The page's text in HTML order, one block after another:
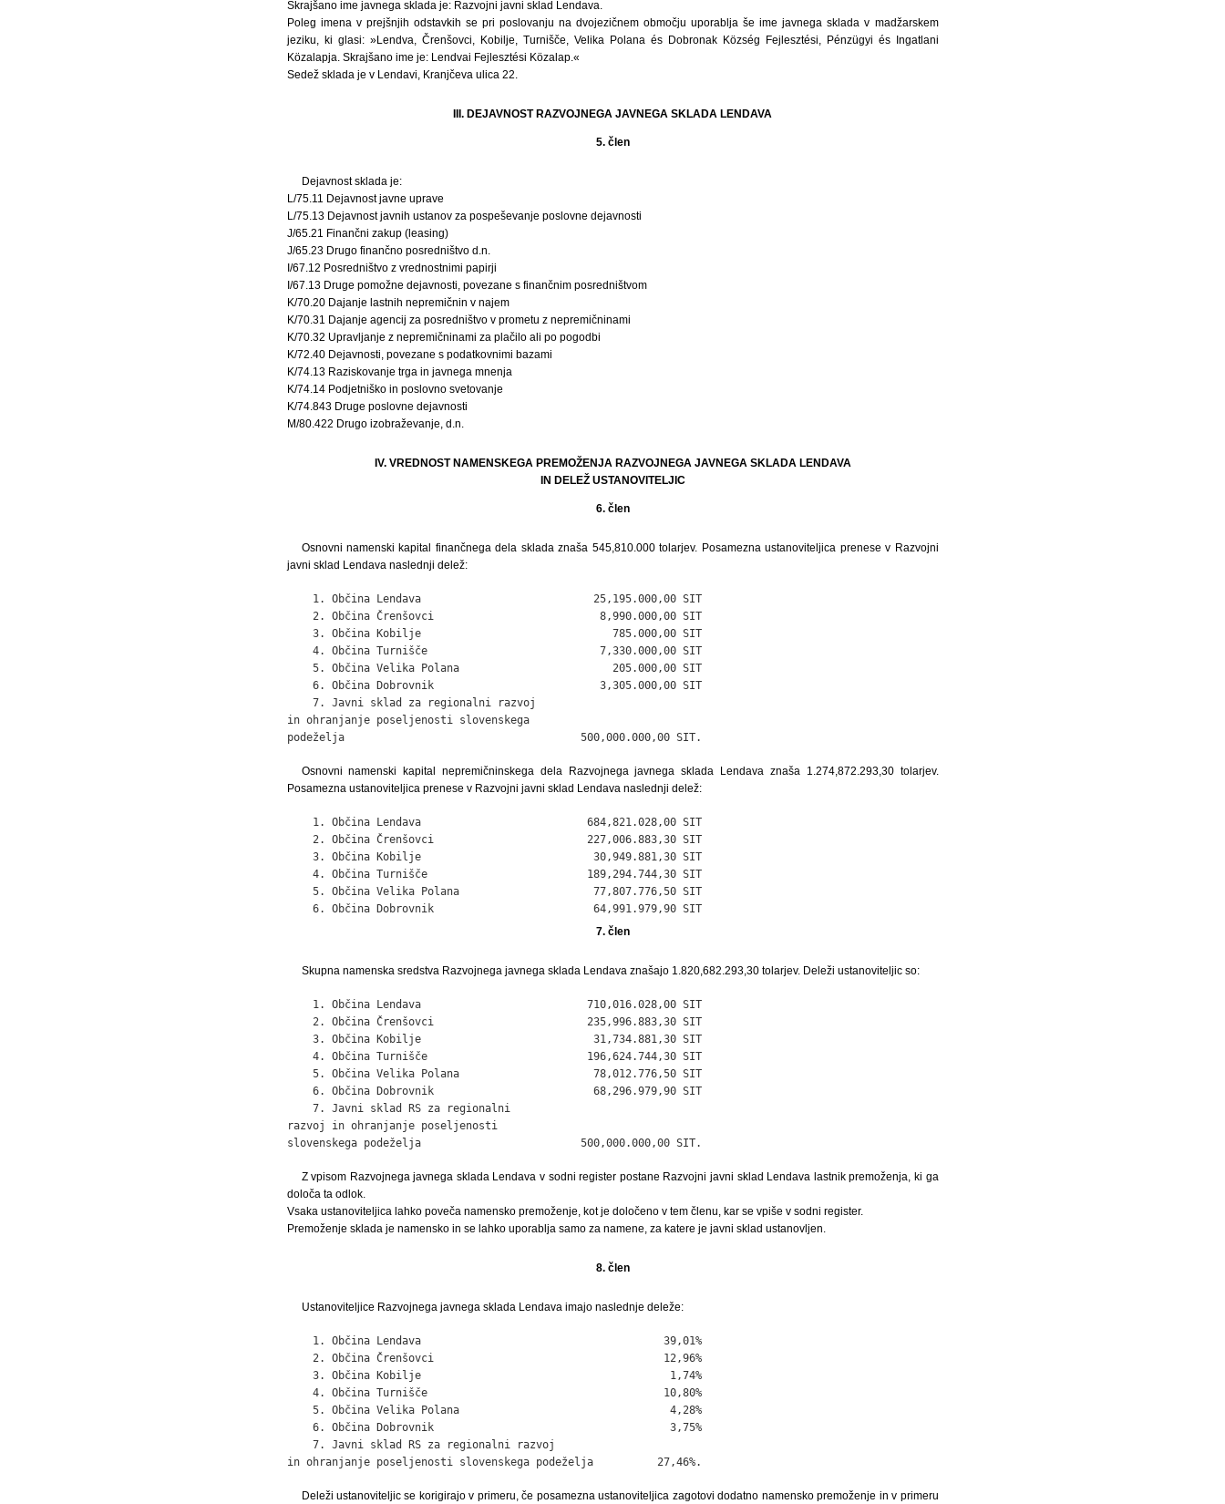
Skrajšano ime javnega sklada je: Razvojni javni sklad Lendava.
Poleg imena v prejšnjih odstavkih se pri poslovanju na dvojezičnem območju uporablja še ime javnega sklada v madžarskem
jeziku, ki glasi: »Lendva, Črenšovci, Kobilje, Turnišče, Velika Polana és Dobronak Község Fejlesztési, Pénzügyi és Ingatlani
Közalapja. Skrajšano ime je: Lendvai Fejlesztési Közalap.«
Sedež sklada je v Lendavi, Kranjčeva ulica 22.
III. DEJAVNOST RAZVOJNEGA JAVNEGA SKLADA LENDAVA
5. člen
Dejavnost sklada je:
L/75.11 Dejavnost javne uprave
L/75.13 Dejavnost javnih ustanov za pospeševanje poslovne dejavnosti
J/65.21 Finančni zakup (leasing)
J/65.23 Drugo finančno posredništvo d.n.
I/67.12 Posredništvo z vrednostnimi papirji
I/67.13 Druge pomožne dejavnosti, povezane s finančnim posredništvom
K/70.20 Dajanje lastnih nepremičnin v najem
K/70.31 Dajanje agencij za posredništvo v prometu z nepremičninami
K/70.32 Upravljanje z nepremičninami za plačilo ali po pogodbi
K/72.40 Dejavnosti, povezane s podatkovnimi bazami
K/74.13 Raziskovanje trga in javnega mnenja
K/74.14 Podjetniško in poslovno svetovanje
K/74.843 Druge poslovne dejavnosti
M/80.422 Drugo izobraževanje, d.n.
IV. VREDNOST NAMENSKEGA PREMOŽENJA RAZVOJNEGA JAVNEGA SKLADA LENDAVA
IN DELEŽ USTANOVITELJIC
6. člen
Osnovni namenski kapital finančnega dela sklada znaša 545,810.000 tolarjev. Posamezna ustanoviteljica prenese v Razvojni
javni sklad Lendava naslednji delež:
1. Občina Lendava                           25,195.000,00 SIT
    2. Občina Črenšovci                          8,990.000,00 SIT
    3. Občina Kobilje                              785.000,00 SIT
    4. Občina Turnišče                           7,330.000,00 SIT
    5. Občina Velika Polana                        205.000,00 SIT
    6. Občina Dobrovnik                          3,305.000,00 SIT
    7. Javni sklad za regionalni razvoj
in ohranjanje poseljenosti slovenskega
podeželja                                     500,000.000,00 SIT.
Osnovni namenski kapital nepremičninskega dela Razvojnega javnega sklada Lendava znaša 1.274,872.293,30 tolarjev.
Posamezna ustanoviteljica prenese v Razvojni javni sklad Lendava naslednji delež:
1. Občina Lendava                          684,821.028,00 SIT
    2. Občina Črenšovci                        227,006.883,30 SIT
    3. Občina Kobilje                           30,949.881,30 SIT
    4. Občina Turnišče                         189,294.744,30 SIT
    5. Občina Velika Polana                     77,807.776,50 SIT
    6. Občina Dobrovnik                         64,991.979,90 SIT
7. člen
Skupna namenska sredstva Razvojnega javnega sklada Lendava znašajo 1.820,682.293,30 tolarjev. Deleži ustanoviteljic so:
1. Občina Lendava                          710,016.028,00 SIT
    2. Občina Črenšovci                        235,996.883,30 SIT
    3. Občina Kobilje                           31,734.881,30 SIT
    4. Občina Turnišče                         196,624.744,30 SIT
    5. Občina Velika Polana                     78,012.776,50 SIT
    6. Občina Dobrovnik                         68,296.979,90 SIT
    7. Javni sklad RS za regionalni
razvoj in ohranjanje poseljenosti
slovenskega podeželja                         500,000.000,00 SIT.
Z vpisom Razvojnega javnega sklada Lendava v sodni register postane Razvojni javni sklad Lendava lastnik premoženja, ki ga
določa ta odlok.
Vsaka ustanoviteljica lahko poveča namensko premoženje, kot je določeno v tem členu, kar se vpiše v sodni register.
Premoženje sklada je namensko in se lahko uporablja samo za namene, za katere je javni sklad ustanovljen.
8. člen
Ustanoviteljice Razvojnega javnega sklada Lendava imajo naslednje deleže:
1. Občina Lendava                                      39,01%
    2. Občina Črenšovci                                    12,96%
    3. Občina Kobilje                                       1,74%
    4. Občina Turnišče                                     10,80%
    5. Občina Velika Polana                                 4,28%
    6. Občina Dobrovnik                                     3,75%
    7. Javni sklad RS za regionalni razvoj
in ohranjanje poseljenosti slovenskega podeželja          27,46%.
Deleži ustanoviteljic se korigirajo v primeru, če posamezna ustanoviteljica zagotovi dodatno namensko premoženje in v primeru